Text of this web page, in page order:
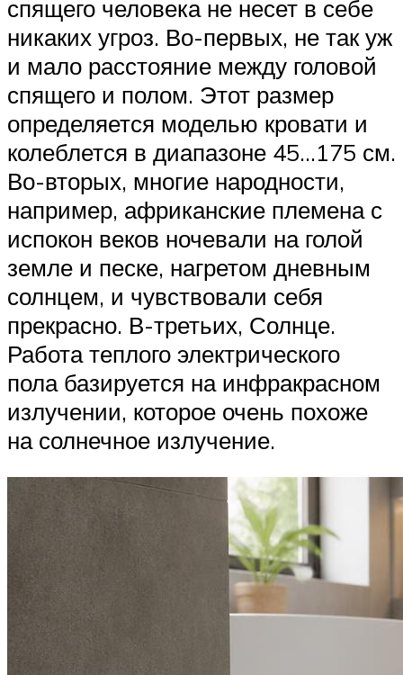
спящего человека не несет в себе
никаких угроз. Во-первых, не так уж
и мало расстояние между головой
спящего и полом. Этот размер
определяется моделью кровати и
колеблется в диапазоне 45…175 см.
Во-вторых, многие народности,
например, африканские племена с
испокон веков ночевали на голой
земле и песке, нагретом дневным
солнцем, и чувствовали себя
прекрасно. В-третьих, Солнце.
Работа теплого электрического
пола базируется на инфракрасном
излучении, которое очень похоже
на солнечное излучение.